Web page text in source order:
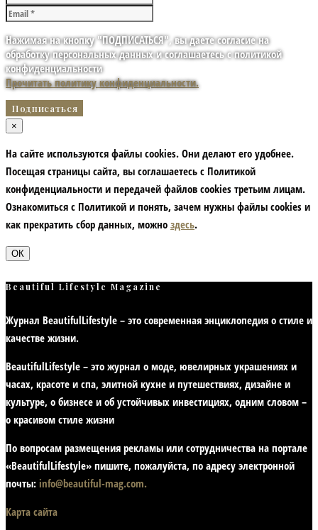
Нажимая на кнопку "ПОДПИСАТЬСЯ", вы даете согласие на
обработку персональных данных и соглашаетесь с политикой
конфиденциальности
Прочитать политику конфиденциальности.
×
На сайте используются файлы cookies. Они делают его удобнее.
Посещая страницы сайта, вы соглашаетесь с Политикой
конфиденциальности и передачей файлов cookies третьим лицам.
Ознакомиться с Политикой и понять, зачем нужны файлы сookies и
как прекратить сбор данных, можно здесь.
ОК
Beautiful Lifestyle Magazine
Журнал BeautifulLifestyle – это современная энциклопедия о стиле и
качестве жизни.
BeautifulLifestyle – это журнал о моде, ювелирных украшениях и
часах, красоте и спа, элитной кухне и путешествиях, дизайне и
культуре, о бизнесе и об устойчивых инвестициях, одним словом –
о красивом стиле жизни
По вопросам размещения рекламы или сотрудничества на портале
«BeautifulLifestyle» пишите, пожалуйста, по адресу электронной
почты: info@beautiful-mag.com.
Карта сайта